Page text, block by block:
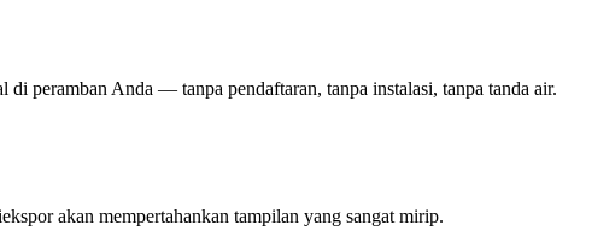
peramban Anda — tanpa pendaftaran, tanpa instalasi, tanpa tanda air.
akan mempertahankan tampilan yang sangat mirip.